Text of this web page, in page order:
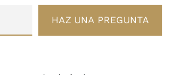
HAZ UNA PREGUNTA